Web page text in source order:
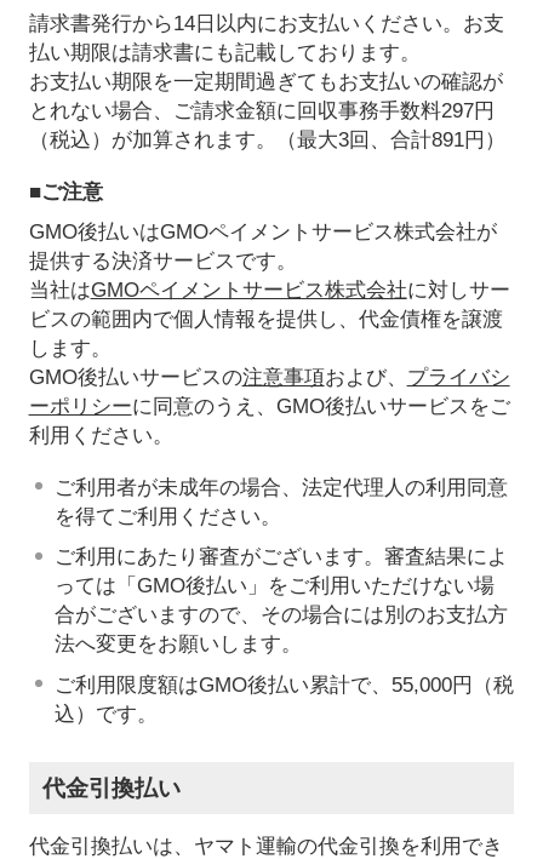
請求書発行から14日以内にお支払いください。お支
払い期限は請求書にも記載しております。
お支払い期限を一定期間過ぎてもお支払いの確認が
とれない場合、ご請求金額に回収事務手数料297円
（税込）が加算されます。（最大3回、合計891円）
■ご注意
GMO後払いはGMOペイメントサービス株式会社が
提供する決済サービスです。
当社はGMOペイメントサービス株式会社に対しサー
ビスの範囲内で個人情報を提供し、代金債権を譲渡
します。
GMO後払いサービスの注意事項および、 プライバシ
ーポリシーに同意のうえ、GMO後払いサービスをご
利用ください。
ご利用者が未成年の場合、法定代理人の利用同意
を得てご利用ください。
ご利用にあたり審査がございます。審査結果によ
っては「GMO後払い」をご利用いただけない場
合がございますので、その場合には別のお支払方
法へ変更をお願いします。
ご利用限度額はGMO後払い累計で、55,000円（税
込）です。
代金引換払い
代金引換払いは、ヤマト運輸の代金引換を利用でき